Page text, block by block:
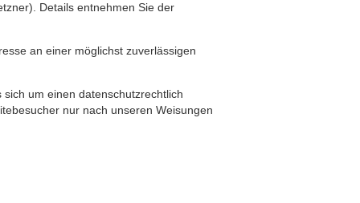
Details entnehmen Sie der
an einer möglichst zuverlässigen
um einen datenschutzrechtlich
nur nach unseren Weisungen